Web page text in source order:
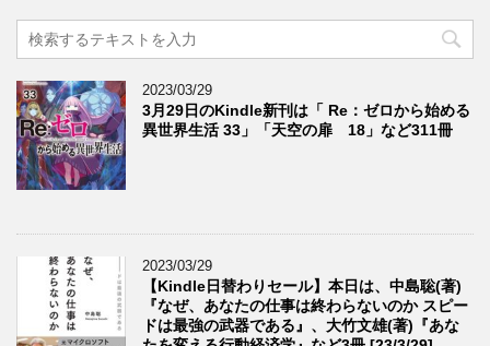
2023/03/29
3月29日のKindle新刊は「 Re：ゼロから始める
異世界生活 33」「天空の扉 18」など311冊
2023/03/29
【Kindle日替わりセール】本日は、中島聡(著)
『なぜ、あなたの仕事は終わらないのか スピー
ドは最強の武器である』、大竹文雄(著)『あな